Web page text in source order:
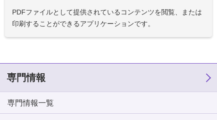
PDFファイルとして提供されているコンテンツを閲覧、または
印刷することができるアプリケーションです。
専門情報
専門情報一覧